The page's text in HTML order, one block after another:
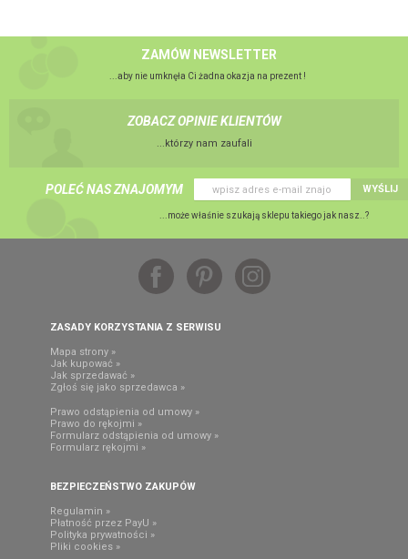
ZAMÓW NEWSLETTER
...aby nie umknęła Ci żadna okazja na prezent !
ZOBACZ OPINIE KLIENTÓW
...którzy nam zaufali
POLEĆ NAS ZNAJOMYM WYŚLIJ
...może właśnie szukają sklepu takiego jak nasz..?
ZASADY KORZYSTANIA Z SERWISU
Mapa strony »
Jak kupować »
Jak sprzedawać »
Zgłoś się jako sprzedawca »
Prawo odstąpienia od umowy »
Prawo do rękojmi »
Formularz odstąpienia od umowy »
Formularz rękojmi »
BEZPIECZEŃSTWO ZAKUPÓW
Regulamin »
Płatność przez PayU »
Polityka prywatności »
Pliki cookies »